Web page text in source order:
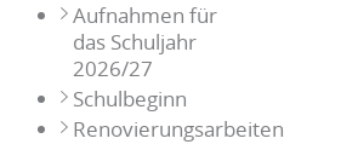
Aufnahmen für
das Schuljahr
2026/27
Schulbeginn
Renovierungsarbeiten